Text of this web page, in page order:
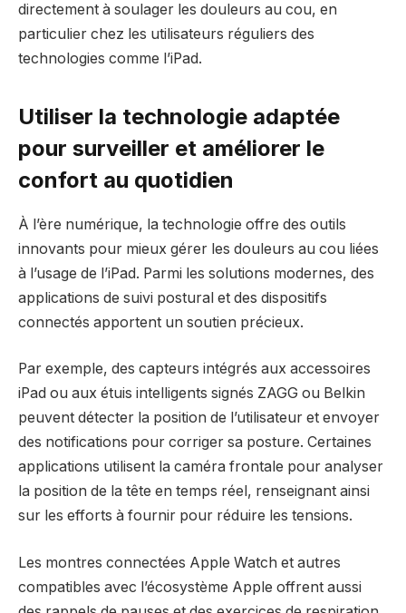
directement à soulager les douleurs au cou, en
particulier chez les utilisateurs réguliers des
technologies comme l’iPad.
Utiliser la technologie adaptée
pour surveiller et améliorer le
confort au quotidien
À l’ère numérique, la technologie offre des outils
innovants pour mieux gérer les douleurs au cou liées
à l’usage de l’iPad. Parmi les solutions modernes, des
applications de suivi postural et des dispositifs
connectés apportent un soutien précieux.
Par exemple, des capteurs intégrés aux accessoires
iPad ou aux étuis intelligents signés ZAGG ou Belkin
peuvent détecter la position de l’utilisateur et envoyer
des notifications pour corriger sa posture. Certaines
applications utilisent la caméra frontale pour analyser
la position de la tête en temps réel, renseignant ainsi
sur les efforts à fournir pour réduire les tensions.
Les montres connectées Apple Watch et autres
compatibles avec l’écosystème Apple offrent aussi